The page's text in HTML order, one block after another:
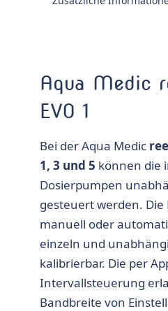
Aqua Medic
EVO 1
Bei der Aqua Medic
1, 3 und 5 können die
Dosierpumpen
gesteuert werden.
manuell oder
einzeln und
kalibrierbar. Die per
Intervallsteuerung
Bandbreite von